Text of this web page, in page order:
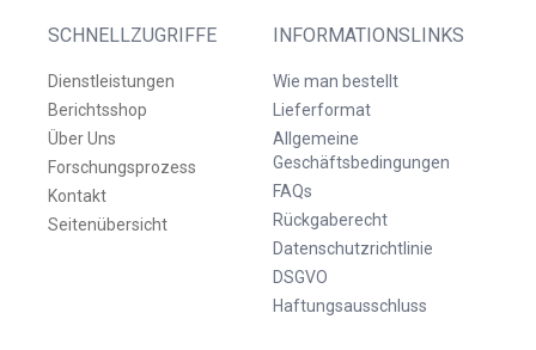
SCHNELLZUGRIFFE
Dienstleistungen
Berichtsshop
Über Uns
Forschungsprozess
Kontakt
Seitenübersicht
INFORMATIONSLINKS
Wie man bestellt
Lieferformat
Allgemeine
Geschäftsbedingungen
FAQs
Rückgaberecht
Datenschutzrichtlinie
DSGVO
Haftungsausschluss